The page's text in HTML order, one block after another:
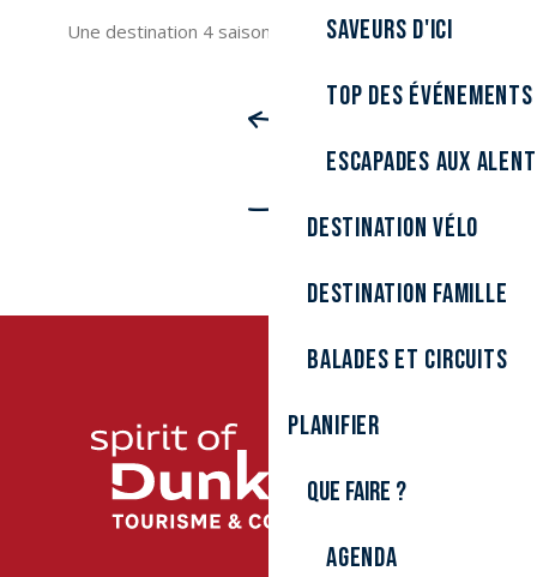
Saveurs d'ici
Top des événements
Escapades aux
Destination Vélo
Destination Famille
Balades et circuits
Planifier
Que faire ?
Agenda
Une destination 4 saisons à aimer et à partager !